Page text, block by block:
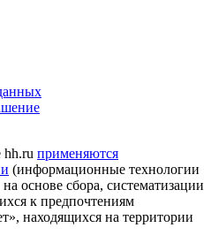
применяются
(информационные технологии
основе сбора, систематизации
к предпочтениям
находящихся на территории